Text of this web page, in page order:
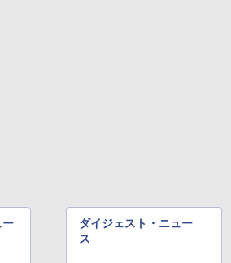
ー
ダイジェスト・ニュー
ス